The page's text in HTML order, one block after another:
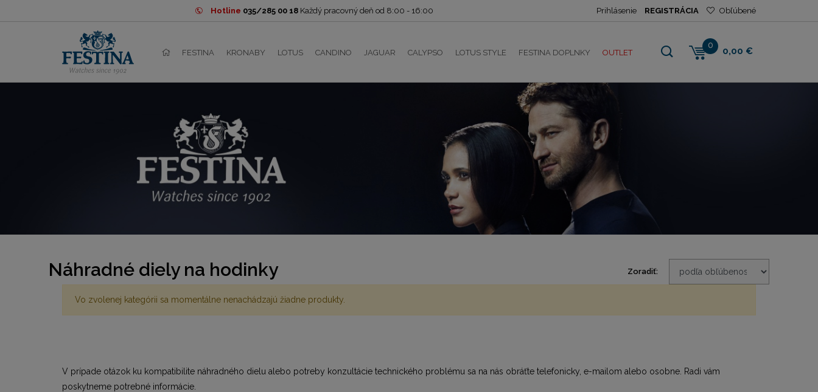
Hotline 035/285 00 18 Každý pracovný deň od 8:00 - 16:00 Prihlásenie REGISTRÁCIA Obľúbené
FESTINA KRONABY LOTUS CANDINO JAGUAR CALYPSO LOTUS STYLE FESTINA DOPLNKY OUTLET
0
0,00 €
Náhradné diely na hodinky Zoradiť:
Vo zvolenej kategórii sa momentálne nenachádzajú žiadne produkty.
V prípade otázok ku kompatibilite náhradného dielu alebo potreby konzultácie technického problému sa na nás obráťte telefonicky, e-mailom alebo osobne. Radi vám
poskytneme potrebné informácie.